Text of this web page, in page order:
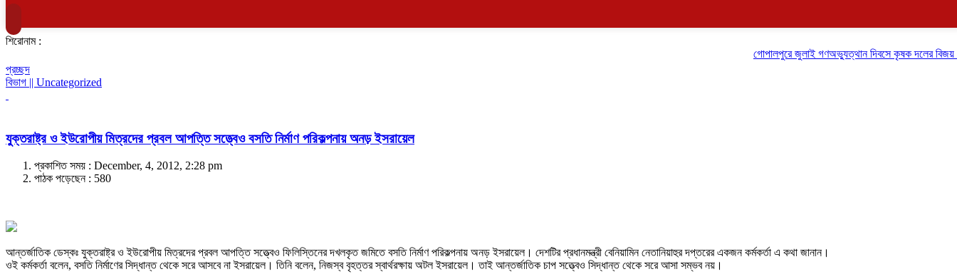
শিরোনাম :
গোপালপুরে জুলাই গণঅভ্যুত্থান দিবসে কৃষক দলের বিজয় র‍্যালি
প্রচ্ছদ
বিভাগ || Uncategorized
যুক্তরাষ্ট্র ও ইউরোপীয় মিত্রদের প্রবল আপত্তি সত্ত্বেও বসতি নির্মাণ পরিকল্পনায় অনড় ইসরায়েল
প্রকাশিত সময় : December, 4, 2012, 2:28 pm
পাঠক পড়েছেন : 580
আন্তর্জাতিক ডেস্কঃ যুক্তরাষ্ট্র ও ইউরোপীয় মিত্রদের প্রবল আপত্তি সত্ত্বেও ফিলিস্তিনের দখলকৃত জমিতে বসতি নির্মাণ পরিকল্পনায় অনড় ইসরায়েল। দেশটির প্রধানমন্ত্রী বেনিয়ামিন নেতানিয়াহুর দপ্তরের একজন কর্মকর্তা এ কথা জানান।
ওই কর্মকর্তা বলেন, বসতি নির্মাণের সিদ্ধান্ত থেকে সরে আসবে না ইসরায়েল। তিনি বলেন, নিজস্ব বৃহত্তর স্বার্থরক্ষায় অটল ইসরায়েল। তাই আন্তর্জাতিক চাপ সত্ত্বেও সিদ্ধান্ত থেকে সরে আসা সম্ভব নয়।